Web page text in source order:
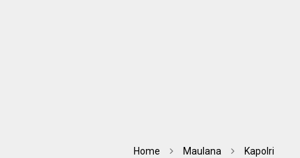
Home Maulana Kapolri